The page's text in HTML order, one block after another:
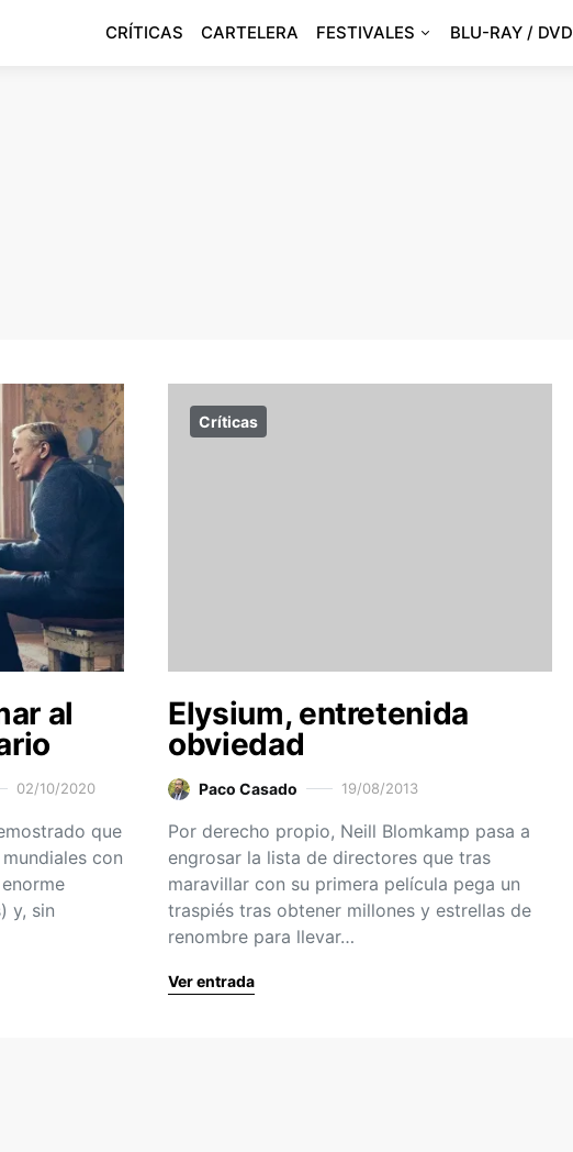
CRÍTICAS CARTELERA FESTIVALES BLU-RAY / DVD
al
02/10/2020
que
con
y, sin
Críticas
Elysium, entretenida
obviedad
Paco Casado 19/08/2013
Por derecho propio, Neill Blomkamp pasa a
engrosar la lista de directores que tras
maravillar con su primera película pega un
traspiés tras obtener millones y estrellas de
renombre para llevar…
Ver entrada